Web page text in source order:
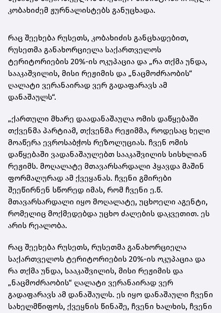
კობახიძემ ჟურნალისტებს განუცხადა.
რაც შეეხება რუსეთს, კობახიძის განცხადებით,
რუსეთმა განახორციელა საქართველოს
ტერიტორიების 20%-ის ოკუპაცია და „რა თქმა უნდა,
სააკაშვილის, მისი რეჟიმის და „ნაცმოძრაობის“
ღალატი ვერანაირად ვერ გადაფარავს ამ
დანაშაულს“.
„ქართული მხარე დაადანაშაულა ომის დაწყებაში
თქვენმა პარტიამ, თქვენმა რეჟიმმა, როდესაც ხელი
მოაწერა ევროსაბჭოს რეზოლუციას. ჩვენ ომის
დაწყებაში ვადანაშაულებთ სააკაშვილის სისხლიან
რეჟიმს. მოღალატე მთავარსარდალი ჰყავდა მაშინ
ფორმალურად ამ ქვეყანას. ჩვენი გმირები
შეეწირნენ სწორედ იმას, რომ ჩვენი ე.წ.
მთავარსარდალი იყო მოღალატე, უცხოელი აგენტი,
რომელიც მოქმედებდა უცხო ძალების დაკვეთით. ეს
არის რეალობა.
რაც შეეხება რუსეთს, რუსეთმა განახორციელა
საქართველოს ტერიტორიების 20%-ის ოკუპაცია და
რა თქმა უნდა, სააკაშვილის, მისი რეჟიმის და
„ნაცმოძრაობის“ ღალატი ვერანაირად ვერ
გადაფარავს ამ დანაშაულს. ეს იყო დანაშაული ჩვენი
სახელმწიფოს, ქვეყნის წინაშე, ჩვენი ხალხის, ჩვენი